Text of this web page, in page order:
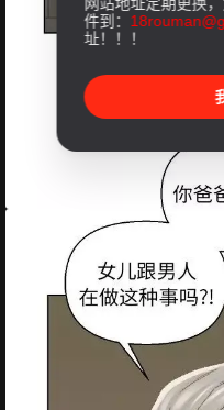
件到：
址！！！